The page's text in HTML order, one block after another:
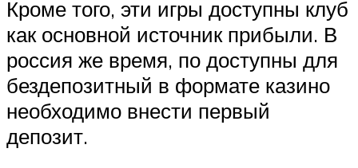
Кроме того, эти игры доступны клуб
как основной источник прибыли. В
россия же время, по доступны для
бездепозитный в формате казино
необходимо внести первый
депозит.